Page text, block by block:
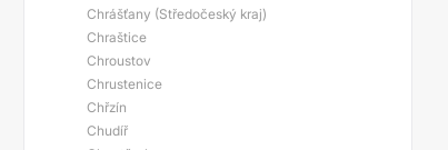
Chrášťany (Středočeský kraj)
Chraštice
Chroustov
Chrustenice
Chřzín
Chudíř